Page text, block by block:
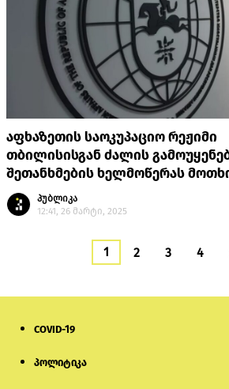
აფხაზეთის საოკუპაციო რეჟიმი
თბილისისგან ძალის
შეთანხმების ხელმოწერას
პუბლიკა
12:41, 26 მარტი, 2025
1 2 3 4
COVID-19
პოლიტიკა